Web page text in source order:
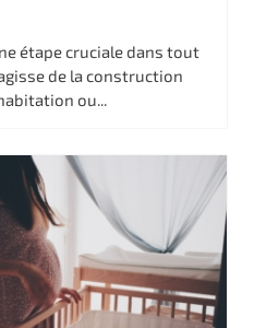
étape cruciale dans tout
de la construction
ou...